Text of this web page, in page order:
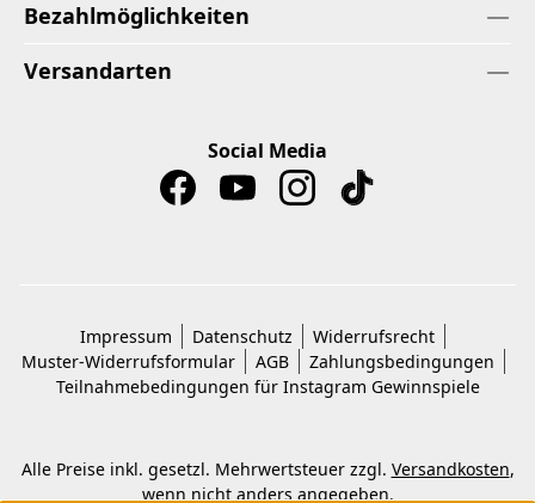
Bezahlmöglichkeiten
Versandarten
Social Media
Impressum Datenschutz
Widerrufsrecht
Muster-Widerrufsformular
AGB
Zahlungsbedingungen
Teilnahmebedingungen für Instagram Gewinnspiele
Alle Preise inkl. gesetzl. Mehrwertsteuer zzgl. Versandkosten,
wenn nicht anders angegeben.